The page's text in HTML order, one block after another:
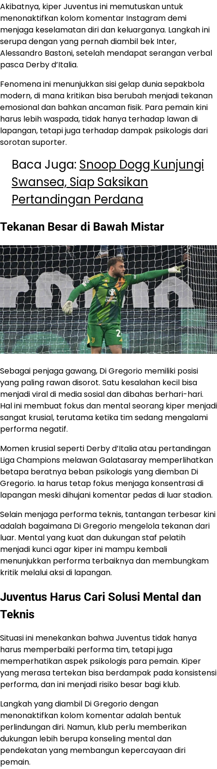
Akibatnya, kiper Juventus ini memutuskan untuk
menonaktifkan kolom komentar Instagram demi
menjaga keselamatan diri dan keluarganya. Langkah ini
serupa dengan yang pernah diambil bek Inter,
Alessandro Bastoni, setelah mendapat serangan verbal
pasca Derby d’Italia.
Fenomena ini menunjukkan sisi gelap dunia sepakbola
modern, di mana kritikan bisa berubah menjadi tekanan
emosional dan bahkan ancaman fisik. Para pemain kini
harus lebih waspada, tidak hanya terhadap lawan di
lapangan, tetapi juga terhadap dampak psikologis dari
sorotan suporter.
Baca Juga: Snoop Dogg Kunjungi
Swansea, Siap Saksikan
Pertandingan Perdana
Tekanan Besar di Bawah Mistar
Sebagai penjaga gawang, Di Gregorio memiliki posisi
yang paling rawan disorot. Satu kesalahan kecil bisa
menjadi viral di media sosial dan dibahas berhari-hari.
Hal ini membuat fokus dan mental seorang kiper menjadi
sangat krusial, terutama ketika tim sedang mengalami
performa negatif.
Momen krusial seperti Derby d’Italia atau pertandingan
Liga Champions melawan Galatasaray memperlihatkan
betapa beratnya beban psikologis yang diemban Di
Gregorio. Ia harus tetap fokus menjaga konsentrasi di
lapangan meski dihujani komentar pedas di luar stadion.
Selain menjaga performa teknis, tantangan terbesar kini
adalah bagaimana Di Gregorio mengelola tekanan dari
luar. Mental yang kuat dan dukungan staf pelatih
menjadi kunci agar kiper ini mampu kembali
menunjukkan performa terbaiknya dan membungkam
kritik melalui aksi di lapangan.
Juventus Harus Cari Solusi Mental dan
Teknis
Situasi ini menekankan bahwa Juventus tidak hanya
harus memperbaiki performa tim, tetapi juga
memperhatikan aspek psikologis para pemain. Kiper
yang merasa tertekan bisa berdampak pada konsistensi
performa, dan ini menjadi risiko besar bagi klub.
Langkah yang diambil Di Gregorio dengan
menonaktifkan kolom komentar adalah bentuk
perlindungan diri. Namun, klub perlu memberikan
dukungan lebih berupa konseling mental dan
pendekatan yang membangun kepercayaan diri
pemain.